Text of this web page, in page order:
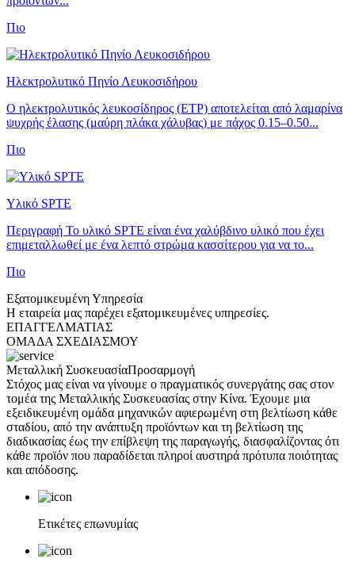
Πιο
Ηλεκτρολυτικό Πηνίο Λευκοσιδήρου
Ο ηλεκτρολυτικός λευκοσίδηρος (ETP) αποτελείται από λαμαρίνα
ψυχρής έλασης (μαύρη πλάκα χάλυβας) με πάχος 0.15–0.50...
Πιο
Υλικό SPTE
Περιγραφή Το υλικό SPTE είναι ένα χαλύβδινο υλικό που έχει
επιμεταλλωθεί με ένα λεπτό στρώμα κασσίτερου για να το...
Πιο
Εξατομικευμένη Υπηρεσία
Η εταιρεία μας παρέχει εξατομικευμένες υπηρεσίες.
ΕΠΑΓΓΕΛΜΑΤΙΑΣ
ΟΜΑΔΑ ΣΧΕΔΙΑΣΜΟΥ
Μεταλλική ΣυσκευασίαΠροσαρμογή
Στόχος μας είναι να γίνουμε ο πραγματικός συνεργάτης σας στον
τομέα της Μεταλλικής Συσκευασίας στην Κίνα. Έχουμε μια
εξειδικευμένη ομάδα μηχανικών αφιερωμένη στη βελτίωση κάθε
σταδίου, από την ανάπτυξη προϊόντων και τη βελτίωση της
διαδικασίας έως την επίβλεψη της παραγωγής, διασφαλίζοντας ότι
κάθε προϊόν που παραδίδεται πληροί αυστηρά πρότυπα ποιότητας
και απόδοσης.
Ετικέτες επωνυμίας